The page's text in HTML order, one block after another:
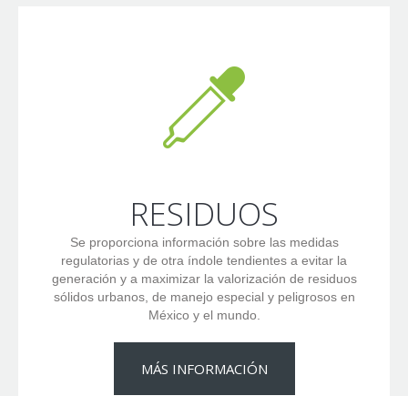
RESIDUOS
Se proporciona información sobre las medidas
regulatorias y de otra índole tendientes a evitar la
generación y a maximizar la valorización de residuos
sólidos urbanos, de manejo especial y peligrosos en
México y el mundo.
MÁS INFORMACIÓN